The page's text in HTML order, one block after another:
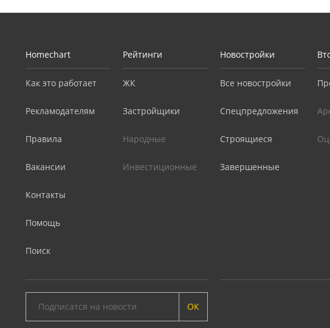
Homechart
Как это работает
Рекламодателям
Правила
Вакансии
Контакты
Помощь
Поиск
Рейтинги
ЖК
Застройщики
Народные
Инвестиционные
Новостройки
Все новостройки
Спецпредложения
Строящиеся
Завершенные
ОК